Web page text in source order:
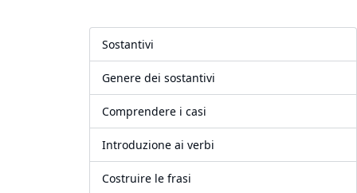
Sostantivi
Genere dei sostantivi
Comprendere i casi
Introduzione ai verbi
Costruire le frasi